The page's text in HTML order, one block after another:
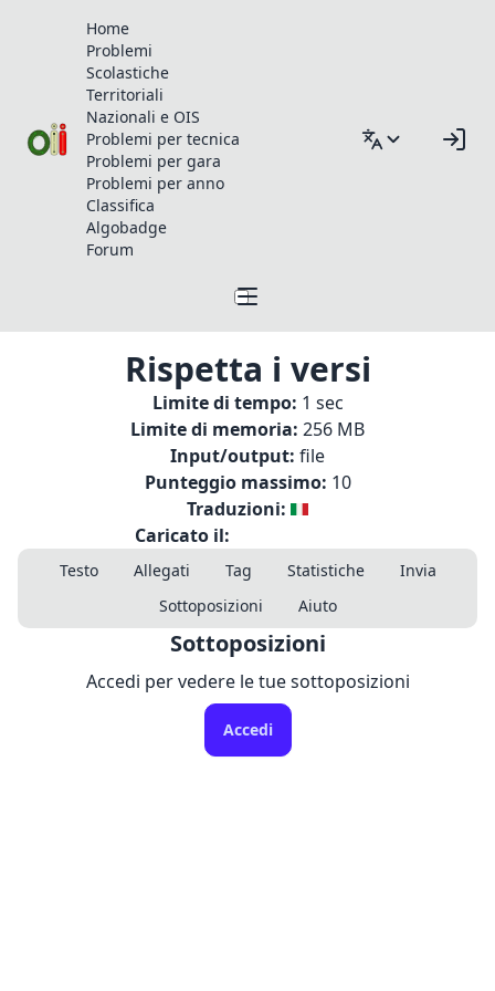
Home
Problemi
Scolastiche
Territoriali
Nazionali e OIS
Problemi per tecnica
Problemi per gara
Problemi per anno
Classifica
Algobadge
Forum
Rispetta i versi
Limite di tempo: 1 sec
Limite di memoria: 256 MB
Input/output: file
Punteggio massimo: 10
Traduzioni:
Caricato il:
Testo Allegati Tag Statistiche
Invia
Sottoposizioni
Aiuto
Sottoposizioni
Accedi per vedere le tue sottoposizioni
Accedi